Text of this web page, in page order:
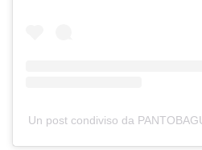
Un post condiviso da